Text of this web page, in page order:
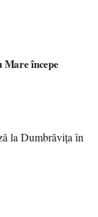
începe